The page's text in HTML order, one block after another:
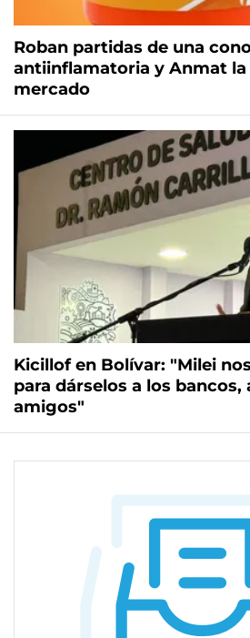
Roban partidas de una
antiinflamatoria y Anmat
mercado
Kicillof en Bolívar: "Milei
para dárselos a los bancos,
amigos"